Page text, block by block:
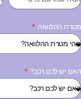
ההלוואה
יש לכם רכב?